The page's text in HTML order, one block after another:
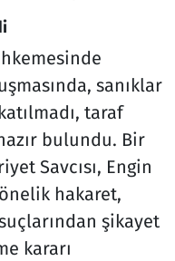
sanıklar
taraf
bulundu. Bir
Savcısı, Engin
hakaret,
şikayet
kararı